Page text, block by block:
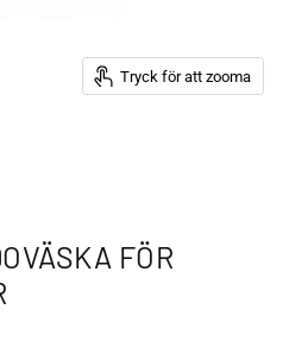
Tryck för att zooma
FÖR